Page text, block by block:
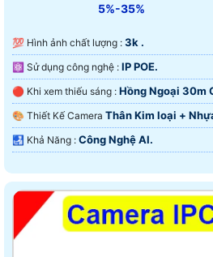
5%-35%
💯 Hình ảnh chất lượng : 3k .
⚛️ Sử dụng công nghệ : IP POE.
🔴 Khi xem thiếu sáng : Hồng Ngoại 30m
🎨 Thiết Kế Camera Thân Kim loại +
️🛃 Khả Năng : Công Nghệ AI.